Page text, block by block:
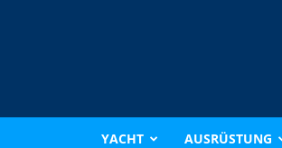
YACHT AUSRÜSTUNG